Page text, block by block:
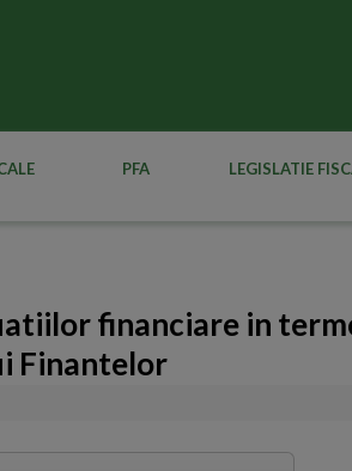
PFA LEGISLATIE
financiare in
Finantelor